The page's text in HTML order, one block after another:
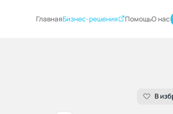
ГлавнаяБизнес-решения ПомощьО нас
В